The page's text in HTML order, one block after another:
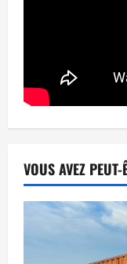
VOUS AVEZ PEUT-